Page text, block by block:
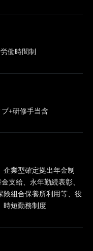
働時間制
+研修手当含
業型確定拠出年金制
支給、永年勤続表彰、
険組合保養所利用等、役
時短勤務制度